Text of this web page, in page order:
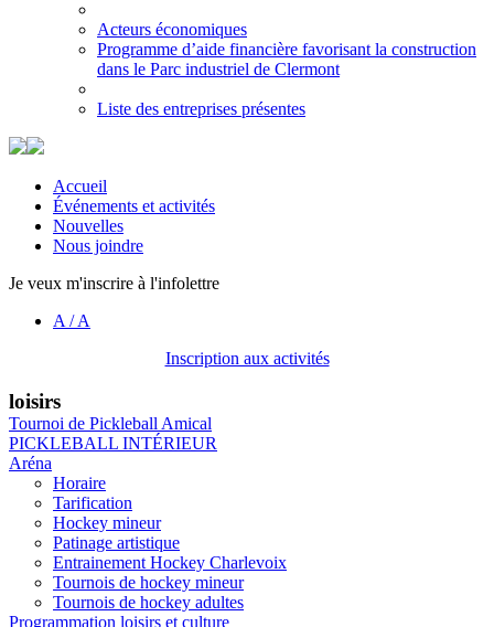
Acteurs économiques
Programme d’aide financière favorisant la construction
dans le Parc industriel de Clermont
Liste des entreprises présentes
Accueil
Événements et activités
Nouvelles
Nous joindre
Je veux m'inscrire à l'infolettre
A /A
Inscription aux activités
loisirs
Tournoi de Pickleball Amical
PICKLEBALL INTÉRIEUR
Aréna
Horaire
Tarification
Hockey mineur
Patinage artistique
Entrainement Hockey Charlevoix
Tournois de hockey mineur
Tournois de hockey adultes
Programmation loisirs et culture